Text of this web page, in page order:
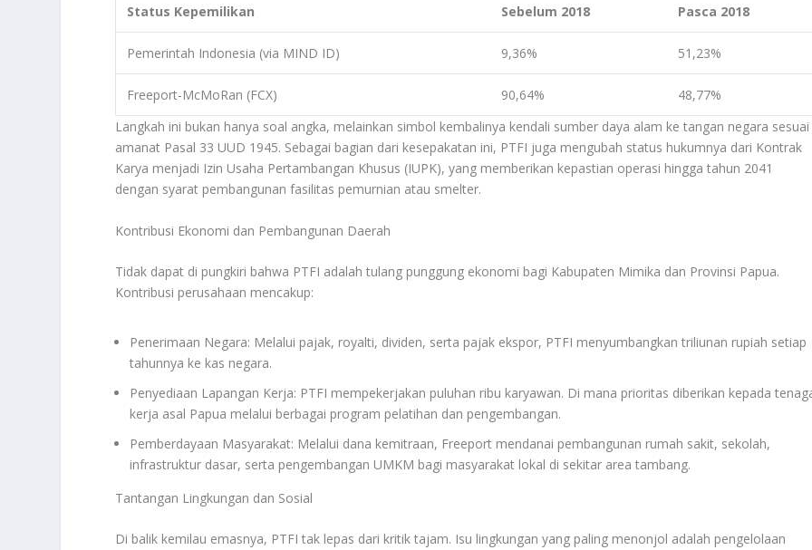
Status Kepemilikan Sebelum 2018 Pasca 2018
Pemerintah Indonesia (via MIND ID) 9,36% 51,23%
Freeport-McMoRan (FCX) 90,64%
48,77%
Langkah ini bukan hanya soal angka, melainkan simbol kembalinya kendali sumber daya alam ke tangan negara sesuai
amanat Pasal 33 UUD 1945. Sebagai bagian dari kesepakatan ini, PTFI juga mengubah status hukumnya dari Kontrak
Karya menjadi Izin Usaha Pertambangan Khusus (IUPK), yang memberikan kepastian operasi hingga tahun 2041
dengan syarat pembangunan fasilitas pemurnian atau smelter.
Kontribusi Ekonomi dan Pembangunan Daerah
Tidak dapat di pungkiri bahwa PTFI adalah tulang punggung ekonomi bagi Kabupaten Mimika dan Provinsi Papua.
Kontribusi perusahaan mencakup:
Penerimaan Negara: Melalui pajak, royalti, dividen, serta pajak ekspor, PTFI menyumbangkan triliunan rupiah setiap
tahunnya ke kas negara.
Penyediaan Lapangan Kerja: PTFI mempekerjakan puluhan ribu karyawan. Di mana prioritas diberikan kepada
kerja asal Papua melalui berbagai program pelatihan dan pengembangan.
Pemberdayaan Masyarakat: Melalui dana kemitraan, Freeport mendanai pembangunan rumah sakit, sekolah,
infrastruktur dasar, serta pengembangan UMKM bagi masyarakat lokal di sekitar area tambang.
Tantangan Lingkungan dan Sosial
Di balik kemilau emasnya, PTFI tak lepas dari kritik tajam. Isu lingkungan yang paling menonjol adalah pengelolaan